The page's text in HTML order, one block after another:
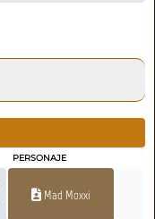
PERSONAJE
Mad Moxxi